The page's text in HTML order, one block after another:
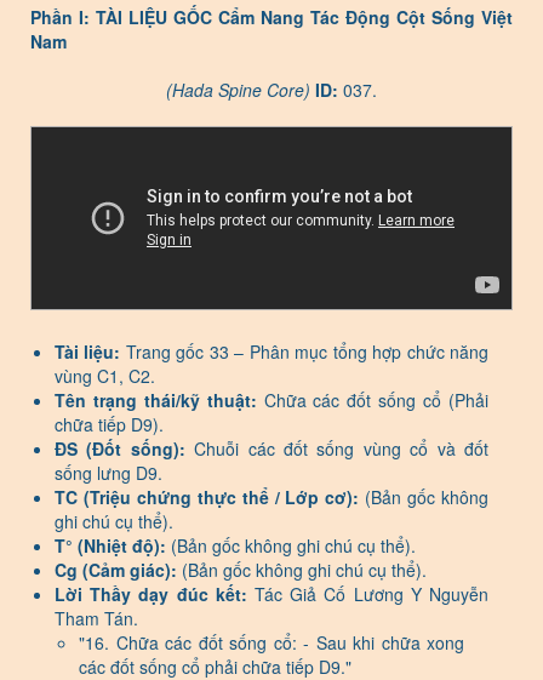
Phần I: TÀI LIỆU GỐC Cẩm Nang Tác Động Cột Sống Việt
Nam
(Hada Spine Core) ID: 037.
Tài liệu: Trang gốc 33 – Phân mục tổng hợp chức năng
vùng C1, C2.
Tên trạng thái/kỹ thuật: Chữa các đốt sống cổ (Phải
chữa tiếp D9).
ĐS (Đốt sống): Chuỗi các đốt sống vùng cổ và đốt
sống lưng D9.
TC (Triệu chứng thực thể / Lớp cơ): (Bản gốc không
ghi chú cụ thể).
T° (Nhiệt độ): (Bản gốc không ghi chú cụ thể).
Cg (Cảm giác): (Bản gốc không ghi chú cụ thể).
Lời Thầy dạy đúc kết: Tác Giả Cố Lương Y Nguyễn
Tham Tán.
"16. Chữa các đốt sống cổ: - Sau khi chữa xong
các đốt sống cổ phải chữa tiếp D9."